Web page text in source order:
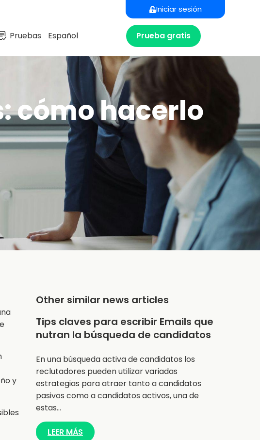
Iniciar sesión
Pruebas Español Prueba gratis
cómo hacerlo
y
Other similar news articles
Tips claves para escribir Emails que
nutran la búsqueda de candidatos
En una búsqueda activa de candidatos los
reclutadores pueden utilizar variadas
estrategias para atraer tanto a candidatos
pasivos como a candidatos activos, una de
estas…
LEER MÁS